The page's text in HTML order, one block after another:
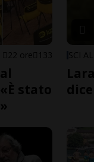
22 ore 133
stato
SCI